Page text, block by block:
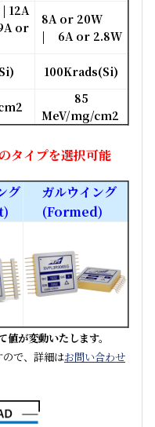
12A
or
8A or 20W
| 6A or 2.8W
100Krads(Si)
85
MeV/mg/cm2
タイプを選択可能
グ
ガルウイング
(Formed)
が変動いたします。
で、詳細はお問い合わせ